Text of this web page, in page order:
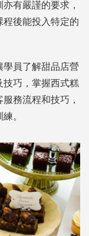
有嚴謹的要求，
後能投入特定的
學員了解甜品店營
技巧，掌握西式糕
務流程和技巧，
。